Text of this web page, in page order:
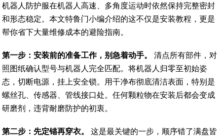
机器人防护服在机器人高速、多角度运动时依然保持完整密封
和形态稳定。本文特鲁门小编介绍的这不仅是安装教程，更是
帮你省下大量维修成本的避险指南。
第一步：安装前的准备工作，别急着动手。
清点所有部件，对
照图纸确认型号与机器人完全匹配。将机器人归零至初始姿
态，切断电源，挂上安全锁。用干净布彻底清洁表面，特别是
螺丝孔、传感器、管线接口处。任何颗粒物在安装后都会变成
研磨剂，违背耐磨防护的初衷。
第二步：先定锚再穿衣。
这是最关键的一步，顺序错了满盘皆